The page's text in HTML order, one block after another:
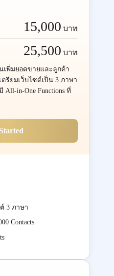
15,000 บาท
25,500 บาท
เพิ่มยอดขายและลูกค้า
รียมเว็บไซต์เป็น 3 ภาษา
All-in-One Functions ที่
3 ภาษา
Contacts